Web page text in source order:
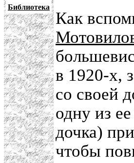
Библиотека
Как
в 1920-х,
со своей
одну из
дочка)
чтобы